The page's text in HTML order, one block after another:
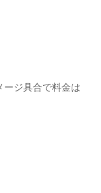
ージ具合で料金は